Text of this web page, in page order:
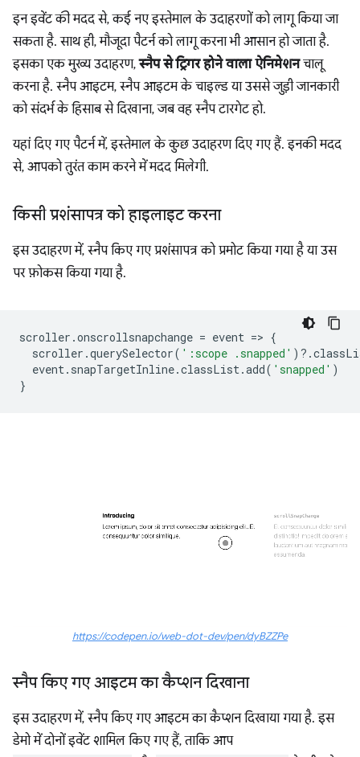
इन इवेंट की मदद से, कई नए इस्तेमाल के उदाहरणों को लागू किया जा
सकता है. साथ ही, मौजूदा पैटर्न को लागू करना भी आसान हो जाता है.
इसका एक मुख्य उदाहरण,स्नैप से ट्रिगर होने वाला ऐनिमेशनचालू
करना है. स्नैप आइटम, स्नैप आइटम के चाइल्ड या उससे जुड़ी जानकारी
को संदर्भ के हिसाब से दिखाना, जब वह स्नैप टारगेट हो.
यहां दिए गए पैटर्न में, इस्तेमाल के कुछ उदाहरण दिए गए हैं. इनकी मदद
से, आपको तुरंत काम करने में मदद मिलेगी.
किसी प्रशंसापत्र को हाइलाइट करना
इस उदाहरण में, स्नैप किए गए प्रशंसापत्र को प्रमोट किया गया है या उस
पर फ़ोकस किया गया है.
scroller .onscrollsnapchange = event => {
scroller .querySelector( ':scope .snapped' ) ? .
event . snapTargetInline.classList .add( 'snapped' )
}
https://codepen.io/web-dot-dev/pen/dyBZZPe
स्नैप किए गए आइटम का कैप्शन दिखाना
इस उदाहरण में, स्नैप किए गए आइटम का कैप्शन दिखाया गया है. इस
डेमो में दोनों इवेंट शामिल किए गए हैं, ताकि आप